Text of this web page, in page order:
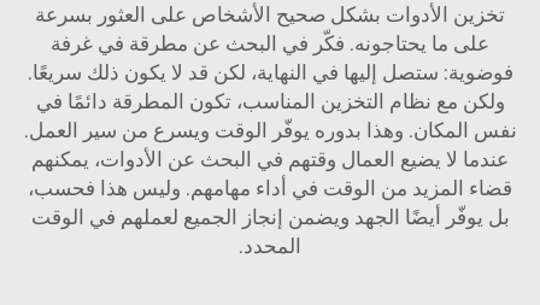
تخزين الأدوات بشكل صحيح الأشخاص على العثور بسرعة
على ما يحتاجونه. فكّر في البحث عن مطرقة في غرفة
فوضوية: ستصل إليها في النهاية، لكن قد لا يكون ذلك سريعًا.
ولكن مع نظام التخزين المناسب، تكون المطرقة دائمًا في
نفس المكان. وهذا بدوره يوفّر الوقت ويسرع من سير العمل.
عندما لا يضيع العمال وقتهم في البحث عن الأدوات، يمكنهم
قضاء المزيد من الوقت في أداء مهامهم. وليس هذا فحسب،
بل يوفّر أيضًا الجهد ويضمن إنجاز الجميع لعملهم في الوقت
المحدد.